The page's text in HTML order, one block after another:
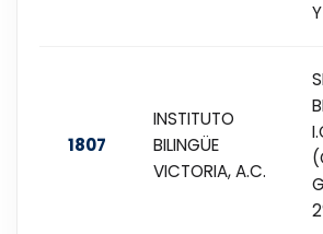
1807
INSTITUTO
BILINGÜE
VICTORIA, A.C.